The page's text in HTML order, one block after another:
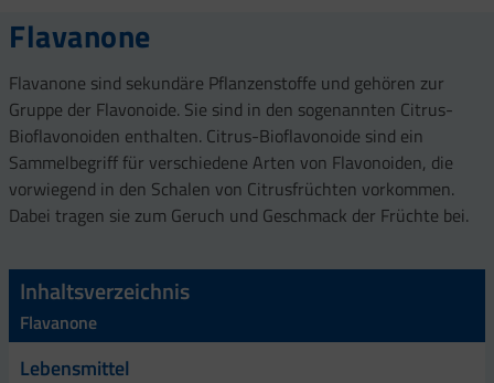
Flavanone
Flavanone sind sekundäre Pflanzenstoffe und gehören zur
Gruppe der Flavonoide. Sie sind in den sogenannten Citrus-
Bioflavonoiden enthalten. Citrus-Bioflavonoide sind ein
Sammelbegriff für verschiedene Arten von Flavonoiden, die
vorwiegend in den Schalen von Citrusfrüchten vorkommen.
Dabei tragen sie zum Geruch und Geschmack der Früchte bei.
Inhaltsverzeichnis
Flavanone
Lebensmittel